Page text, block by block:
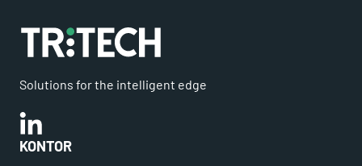
Solutions for the intelligent edge
Linkedin
KONTOR